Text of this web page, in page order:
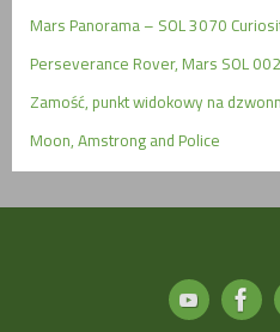
Mars Panorama – SOL 3070
Perseverance Rover, Mars SOL
Zamość, punkt widokowy na
Moon, Amstrong and Police